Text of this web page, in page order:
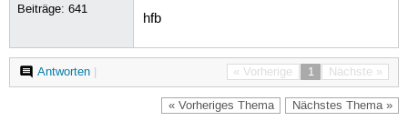
161
163
166
167
Beiträge:641
hfb
« Vorherige 1 Nächste »
Antworten|
« Vorheriges Thema Nächstes Thema »